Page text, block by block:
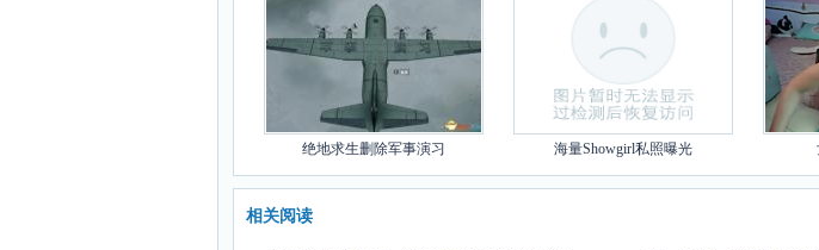
绝地求生删除军事演习 海量Showgirl私照曝光
相关阅读